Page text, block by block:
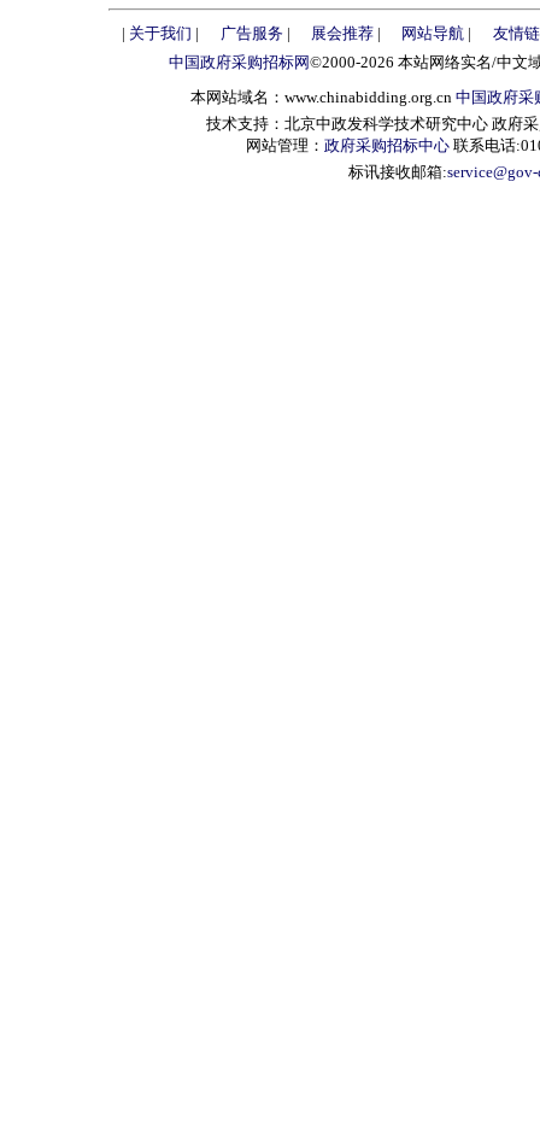
| 关于我们 | 广告服务| 展会推荐| 网站导航 |
友情
中国政府采购招标网©2000-2026 本站网络实名/中文
本网站域名：www.chinabidding.org.cn 中国政府采
技术支持：北京中政发科学技术研究中心 政府
网站管理： 政府采购招标中心 联系电话
标讯接收邮箱: